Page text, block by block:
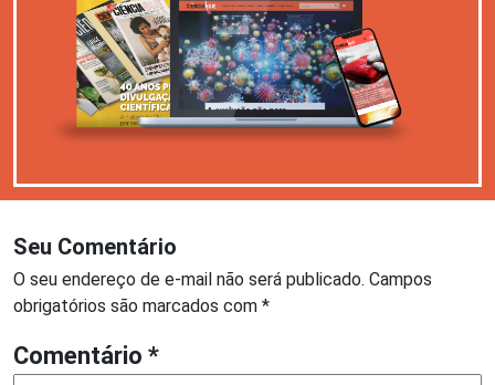
Seu Comentário
O seu endereço de e-mail não será publicado. Campos
obrigatórios são marcados com *
Comentário *